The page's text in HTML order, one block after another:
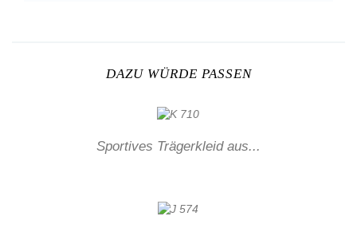
DAZU WÜRDE PASSEN
Sportives Trägerkleid aus...